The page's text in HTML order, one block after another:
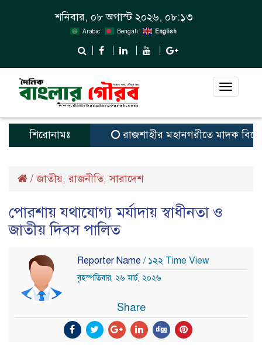
শনিবার, ০৮ অগাস্ট ২০২৬, ০৮:১৩
Arabic Bengali English
Toggle
শিরোনামঃ রাজশাহীর মহানগরীতে মাদক
/জাতীয়,রাজনীতি,সারাদেশ
পোরশায় যথাযোগ্য মর্যাদায় স্বাধীনতা ও
জাতীয় দিবস পালিত
Reporter Name / ১২২ Time View
বৃহস্পতিবার, ২৬ মার্চ, ২০২৬
Share